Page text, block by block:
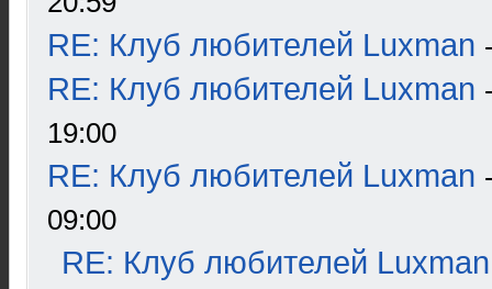
RE: Клуб любителей Luxman
RE: Клуб любителей Luxman
19:00
RE: Клуб любителей Luxman
09:00
RE: Клуб любителей Luxman